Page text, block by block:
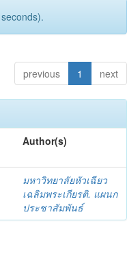
previous 1 next
Author(s)
มหาวิทยาลัยหัวเฉียว
เฉลิมพระเกียรติ. แผนก
ประชาสัมพันธ์